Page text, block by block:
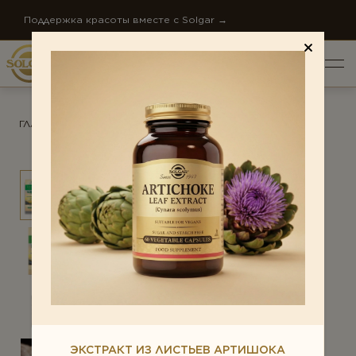
Поддержка красоты вместе с Solgar →
ПО НАПРАВЛЕНИЯМ
Антистресс
Внимание и память
Диета и детокс
Женское здоровье
КОНТАКТЫ
ГЛАВНАЯ ЖЕНСКОЕ ЗДОРОВЬЕ
ОБЩИЙ РЕЙТИНГ *
ЭКСТРАКТ ИЗ ЛИСТЬЕВ АРТИШОКА